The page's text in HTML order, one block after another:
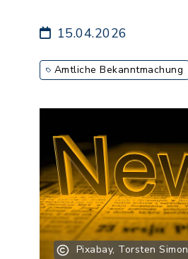
15.04.2026
Amtliche Bekanntmachung
Pixabay, Torsten Simon